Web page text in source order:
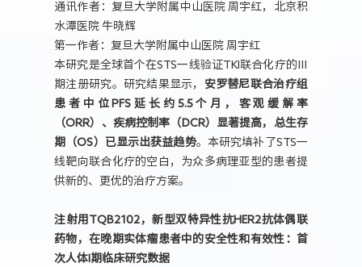
通讯作者：复旦大学附属中山医院 周宇红，北京积
水潭医院 牛晓辉
第一作者：复旦大学附属中山医院 周宇红
本研究是全球首个在STS一线验证TKI联合化疗的Ⅲ
期注册研究。研究结果显示， 安罗替尼联合治疗组
患者中位PFS延长约5.5个月，客观缓解率
（ORR）、疾病控制率（DCR）显著提高，总生存
期（OS）已显示出获益趋势。本研究填补了STS一
线靶向联合化疗的空白，为众多病理亚型的患者提
供新的、更优的治疗方案。
注射用TQB2102，新型双特异性抗HER2抗体偶联
药物，在晚期实体瘤患者中的安全性和有效性：首
次人体I期临床研究数据